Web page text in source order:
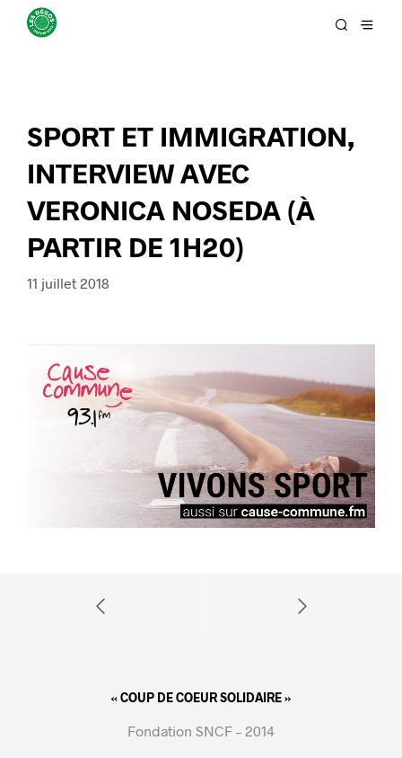
SPORT ET IMMIGRATION,
INTERVIEW AVEC
VERONICA NOSEDA (À
PARTIR DE 1H20)
11 juillet 2018
« COUP DE COEUR SOLIDAIRE »
Fondation SNCF – 2014